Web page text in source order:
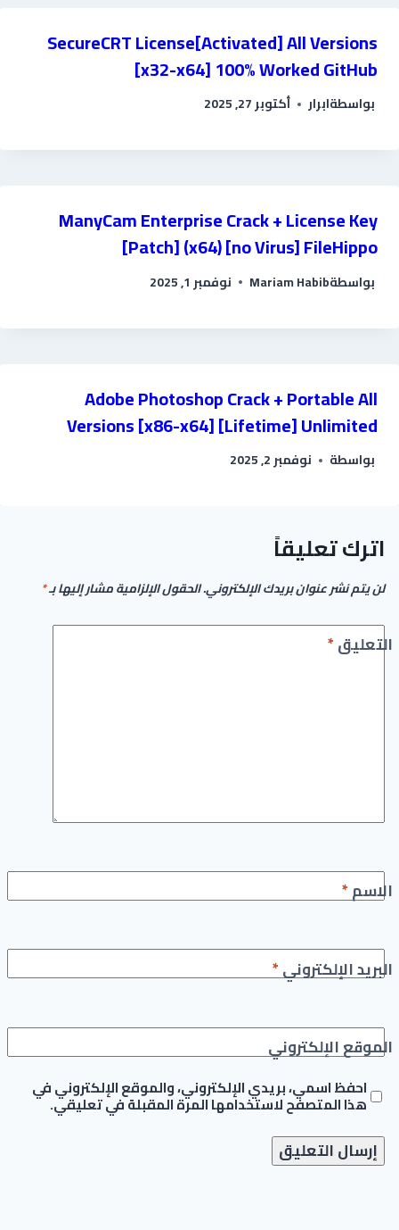
SecureCRT License[Activated] All Versions
[x32-x64] 100% Worked GitHub
بواسطةابرار أكتوبر 27, 2025
ManyCam Enterprise Crack + License Key
[Patch] (x64) [no Virus] FileHippo
بواسطةMariam Habib نوفمبر 1, 2025
Adobe Photoshop Crack + Portable All
Versions [x86-x64] [Lifetime] Unlimited
بواسطة نوفمبر 2, 2025
اترك تعليقاً
لن يتم نشر عنوان بريدك الإلكتروني.الحقول الإلزامية مشار إليها بـ*
التعليق*
الاسم*
البريد الإلكتروني*
الموقع الإلكتروني
احفظ اسمي، بريدي الإلكتروني، والموقع الإلكتروني في
هذا المتصفح لاستخدامها المرة المقبلة في تعليقي.